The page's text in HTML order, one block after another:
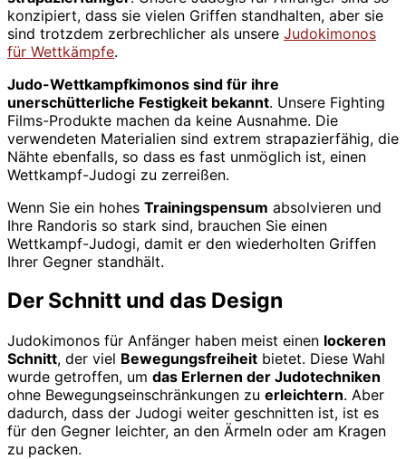
konzipiert, dass sie vielen Griffen standhalten, aber sie
sind trotzdem zerbrechlicher als unsere Judokimonos
für Wettkämpfe.
Judo-Wettkampfkimonos sind für ihre
unerschütterliche Festigkeit bekannt. Unsere Fighting
Films-Produkte machen da keine Ausnahme. Die
verwendeten Materialien sind extrem strapazierfähig, die
Nähte ebenfalls, so dass es fast unmöglich ist, einen
Wettkampf-Judogi zu zerreißen.
Wenn Sie ein hohes Trainingspensum absolvieren und
Ihre Randoris so stark sind, brauchen Sie einen
Wettkampf-Judogi, damit er den wiederholten Griffen
Ihrer Gegner standhält.
Der Schnitt und das Design
Judokimonos für Anfänger haben meist einen lockeren
Schnitt, der viel Bewegungsfreiheit bietet. Diese Wahl
wurde getroffen, um das Erlernen der Judotechniken
ohne Bewegungseinschränkungen zu erleichtern. Aber
dadurch, dass der Judogi weiter geschnitten ist, ist es
für den Gegner leichter, an den Ärmeln oder am Kragen
zu packen.